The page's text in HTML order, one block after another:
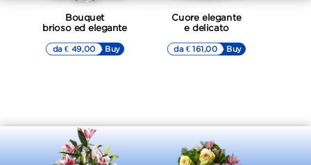
Bouquet
brioso ed elegante
▷▷ Buy
da € 49,00
Cuore elegante
e delicato
▷▷ Buy
da € 161,00